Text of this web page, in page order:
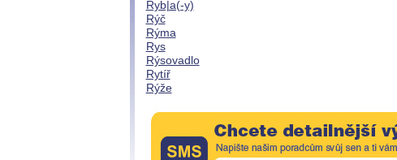
Ryb|a(-y)
Rýč
Rýma
Rys
Rýsovadlo
Rytíř
Rýže